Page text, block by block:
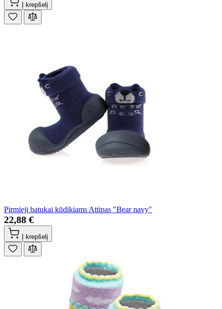
Į krepšelį
Pirmieji batukai kūdikiams Attipas "Bear navy"
22,88 €
Į krepšelį